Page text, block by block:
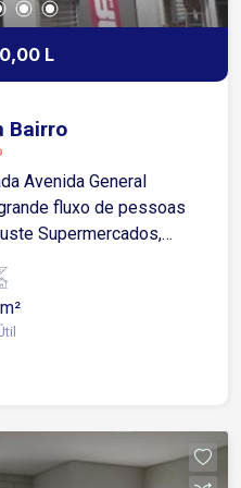
L
Bairro
Avenida General
fluxo de pessoas
Supermercados,
amplo e versátil
consultório,
conhecidas da
completa ao redor e